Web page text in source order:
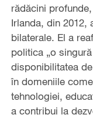
rădăcini
Irlanda, din 2012,
bilaterale. El a
politica „o
disponibilitatea
în domeniile
tehnologiei,
a contribui la